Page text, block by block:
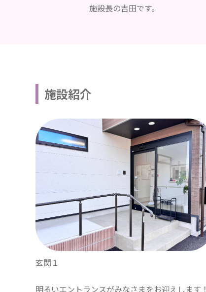
施設長の吉田です。
施設紹介
玄関１
明るいエントランスがみなさまをお迎えします！